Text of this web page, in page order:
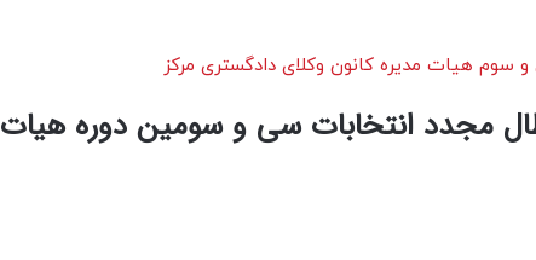
هیات مدیره کانون وکلای دادگستری مرکز
مجدد انتخابات سی و سومین دوره هیات